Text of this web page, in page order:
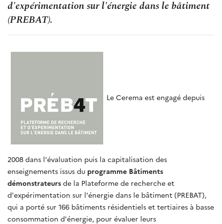
d'expérimentation sur l'énergie dans le bâtiment
(PREBAT).
Le Cerema est engagé depuis
2008 dans l'évaluation puis la capitalisation des
enseignements issus du programme Bâtiments
démonstrateurs de la Plateforme de recherche et
d'expérimentation sur l'énergie dans le bâtiment (PREBAT),
qui a porté sur 166 bâtiments résidentiels et tertiaires à basse
consommation d'énergie, pour évaluer leurs